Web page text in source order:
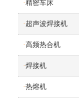
·精密车床
· 超声波焊接机
·高频热合机
·焊接机
·热熔机